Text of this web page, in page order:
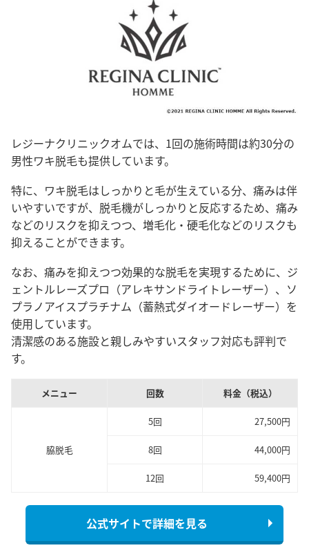
レジーナクリニックオムでは、1回の施術時間は約30分の
男性ワキ脱毛も提供しています。
特に、ワキ脱毛はしっかりと毛が生えている分、痛みは伴
いやすいですが、脱毛機がしっかりと反応するため、痛み
などのリスクを抑えつつ、増毛化・硬毛化などのリスクも
抑えることができます。
なお、痛みを抑えつつ効果的な脱毛を実現するために、ジ
ェントルレーズプロ（アレキサンドライトレーザー）、ソ
プラノアイスプラチナム（蓄熱式ダイオードレーザー）を
使用しています。
清潔感のある施設と親しみやすいスタッフ対応も評判で
す。
メニュー 回数 料金（税込）
脇脱毛
5回 27,500円
8回 44,000円
12回 59,400円
公式サイトで詳細を見る